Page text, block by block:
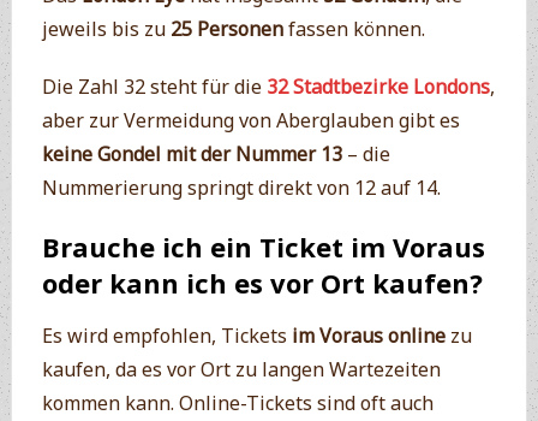
jeweils bis zu 25 Personenfassen können.
Die Zahl 32 steht für die 32 Stadtbezirke Londons,
aber zur Vermeidung von Aberglauben gibt es
keine Gondel mit der Nummer 13– die
Nummerierung springt direkt von 12 auf 14.
Brauche ich ein Ticket im Voraus
oder kann ich es vor Ort kaufen?
Es wird empfohlen, Tickets im Voraus onlinezu
kaufen, da es vor Ort zu langen Wartezeiten
kommen kann. Online-Tickets sind oft auch